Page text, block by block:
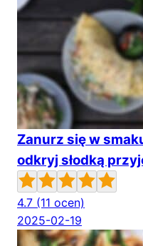
Zanurz się w
odkryj słodką
4.7 (11 ocen)
2025-02-19